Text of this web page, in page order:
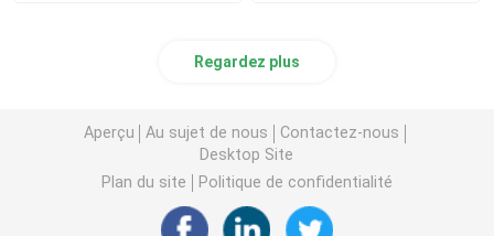
FRP a moulé des produits
Regardez plus
Aperçu Au sujet de nous
Contactez-nous
Desktop Site
Plan du site
Politique de confidentialité